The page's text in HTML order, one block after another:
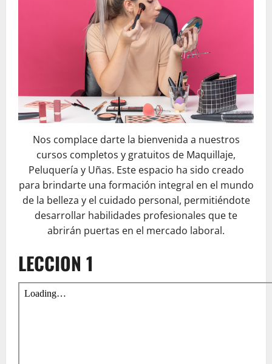
Nos complace darte la bienvenida a nuestros
cursos completos y gratuitos de Maquillaje,
Peluquería y Uñas. Este espacio ha sido creado
para brindarte una formación integral en el mundo
de la belleza y el cuidado personal, permitiéndote
desarrollar habilidades profesionales que te
abrirán puertas en el mercado laboral.
LECCION 1